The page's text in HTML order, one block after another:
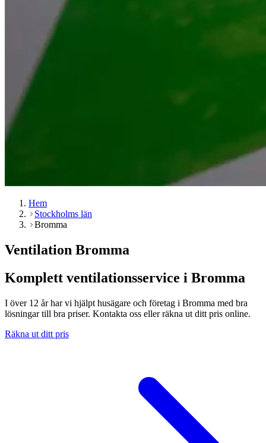
Hem
Stockholms län
Bromma
Ventilation Bromma
Komplett ventilationsservice i Bromma
I över 12 år har vi hjälpt husägare och företag i Bromma med bra
lösningar till bra priser. Kontakta oss eller räkna ut ditt pris online.
Räkna ut ditt pris